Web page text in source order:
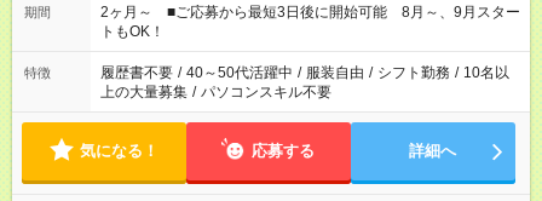
など、あなたのご希望に沿ったお仕事をご紹介します！ ※Wワ
ーク希望の方へ 今ご覧のお仕事で希望する勤務時間と、もう1つ
のお仕事の勤務時間。 合計で週40時間を超える場合は応募でき
ません
期間
2ヶ月～ ■ご応募から最短3日後に開始可能 8月～、9月スター
トもOK！
特徴 履歴書不要 / 40～50代活躍中 / 服装自由 / シフト勤務 / 10名以
上の大量募集 / パソコンスキル不要
気になる！ 応募する 詳細へ